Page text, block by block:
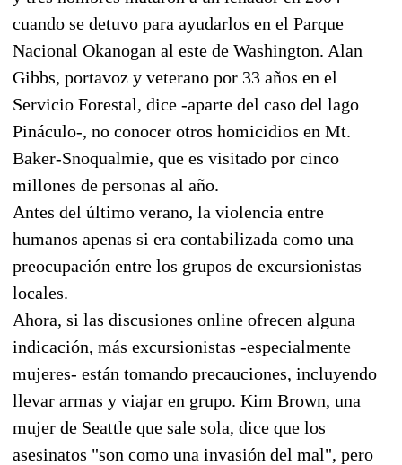
cuando se detuvo para ayudarlos en el Parque
Nacional Okanogan al este de Washington. Alan
Gibbs, portavoz y veterano por 33 años en el
Servicio Forestal, dice -aparte del caso del lago
Pináculo-, no conocer otros homicidios en Mt.
Baker-Snoqualmie, que es visitado por cinco
millones de personas al año.
Antes del último verano, la violencia entre
humanos apenas si era contabilizada como una
preocupación entre los grupos de excursionistas
locales.
Ahora, si las discusiones online ofrecen alguna
indicación, más excursionistas -especialmente
mujeres- están tomando precauciones, incluyendo
llevar armas y viajar en grupo. Kim Brown, una
mujer de Seattle que sale sola, dice que los
asesinatos "son como una invasión del mal", pero